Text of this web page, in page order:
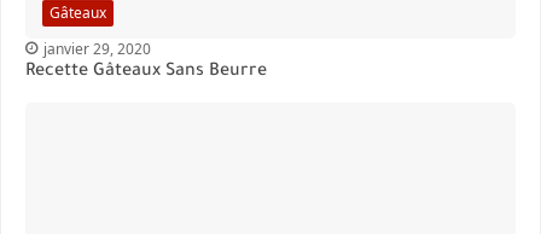
Gâteaux
janvier 29, 2020
Recette Gâteaux Sans Beurre